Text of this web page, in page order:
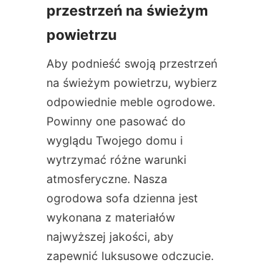
przestrzeń na świeżym
powietrzu
Aby podnieść swoją przestrzeń
na świeżym powietrzu, wybierz
odpowiednie meble ogrodowe.
Powinny one pasować do
wyglądu Twojego domu i
wytrzymać różne warunki
atmosferyczne. Nasza
ogrodowa sofa dzienna jest
wykonana z materiałów
najwyższej jakości, aby
zapewnić luksusowe odczucie.